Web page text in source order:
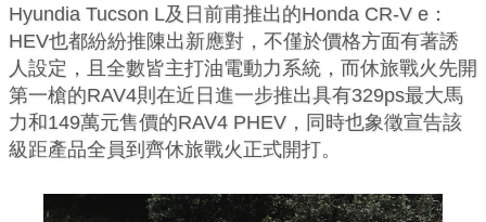
Hyundia Tucson L及日前甫推出的Honda CR-V e：
HEV也都紛紛推陳出新應對，不僅於價格方面有著誘
人設定，且全數皆主打油電動力系統，而休旅戰火先開
第一槍的RAV4則在近日進一步推出具有329ps最大馬
力和149萬元售價的RAV4 PHEV，同時也象徵宣告該
級距產品全員到齊休旅戰火正式開打。